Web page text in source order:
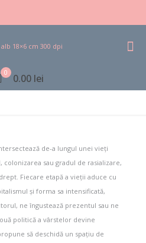
0 0.00 lei
de-a lungul unei vieți
sau gradul de rasializare,
Fiecare etapă a vieții aduce cu
și forma sa intensificată,
ne îngustează prezentul sau ne
politică a vârstelor devine
să deschidă un spațiu de